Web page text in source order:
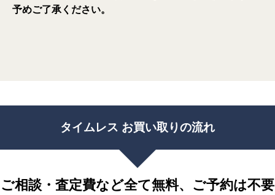
予めご了承ください。
タイムレス お買い取りの流れ
ご相談・査定費など全て無料、ご予約は不要